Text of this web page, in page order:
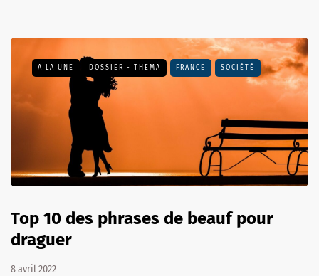
A LA UNE DOSSIER - THEMA FRANCE SOCIÉTÉ
Top 10 des phrases de beauf pour
draguer
8 avril 2022